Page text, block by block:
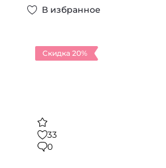
В избранное
Скидка 20%
33
0